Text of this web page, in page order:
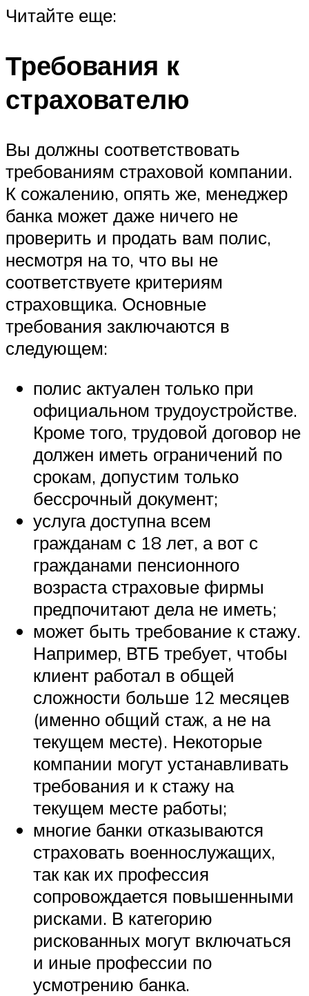
Читайте еще:
Требования к
страхователю
Вы должны соответствовать
требованиям страховой компании.
К сожалению, опять же, менеджер
банка может даже ничего не
проверить и продать вам полис,
несмотря на то, что вы не
соответствуете критериям
страховщика. Основные
требования заключаются в
следующем:
полис актуален только при
официальном трудоустройстве.
Кроме того, трудовой договор не
должен иметь ограничений по
срокам, допустим только
бессрочный документ;
услуга доступна всем
гражданам с 18 лет, а вот с
гражданами пенсионного
возраста страховые фирмы
предпочитают дела не иметь;
может быть требование к стажу.
Например, ВТБ требует, чтобы
клиент работал в общей
сложности больше 12 месяцев
(именно общий стаж, а не на
текущем месте). Некоторые
компании могут устанавливать
требования и к стажу на
текущем месте работы;
многие банки отказываются
страховать военнослужащих,
так как их профессия
сопровождается повышенными
рисками. В категорию
рискованных могут включаться
и иные профессии по
усмотрению банка.